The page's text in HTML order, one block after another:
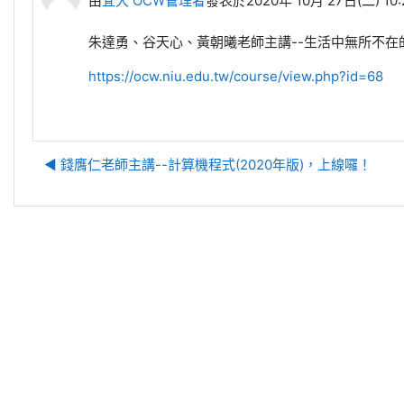
朱達勇、谷天心、黃朝曦老師主講--生活中無所不在
https://ocw.niu.edu.tw/course/view.php?id=68
◀︎ 錢膺仁老師主講--計算機程式(2020年版)，上線囉！